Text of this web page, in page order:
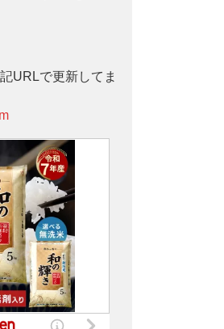
URLで更新してま